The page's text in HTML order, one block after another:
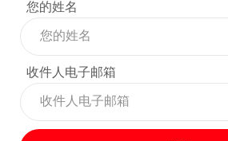
您的姓名
收件人电子邮箱